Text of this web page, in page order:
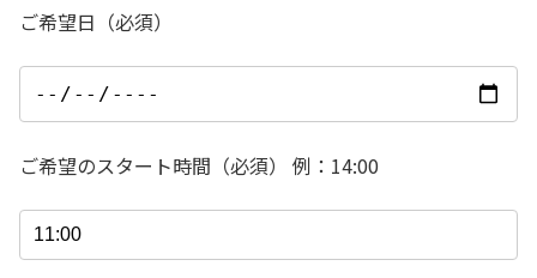
ご希望日（必須）
ご希望のスタート時間（必須） 例：14:00